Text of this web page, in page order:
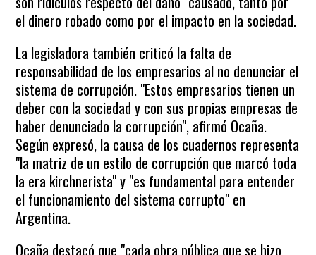
el dinero robado como por el impacto en la sociedad.
La legisladora también criticó la falta de
responsabilidad de los empresarios al no denunciar el
sistema de corrupción. "Estos empresarios tienen un
deber con la sociedad y con sus propias empresas de
haber denunciado la corrupción", afirmó Ocaña.
Según expresó, la causa de los cuadernos representa
"la matriz de un estilo de corrupción que marcó toda
la era kirchnerista" y "es fundamental para entender
el funcionamiento del sistema corrupto" en
Argentina.
Ocaña destacó que "cada obra pública que se hizo